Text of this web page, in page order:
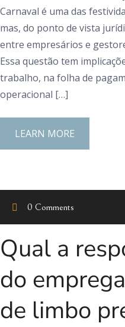
Carnaval é uma das
mas, do ponto de vista
entre empresários e
Essa questão tem
trabalho, na folha de
operacional […]
LEARN MORE
0 Comments
Qual a
do
de limbo